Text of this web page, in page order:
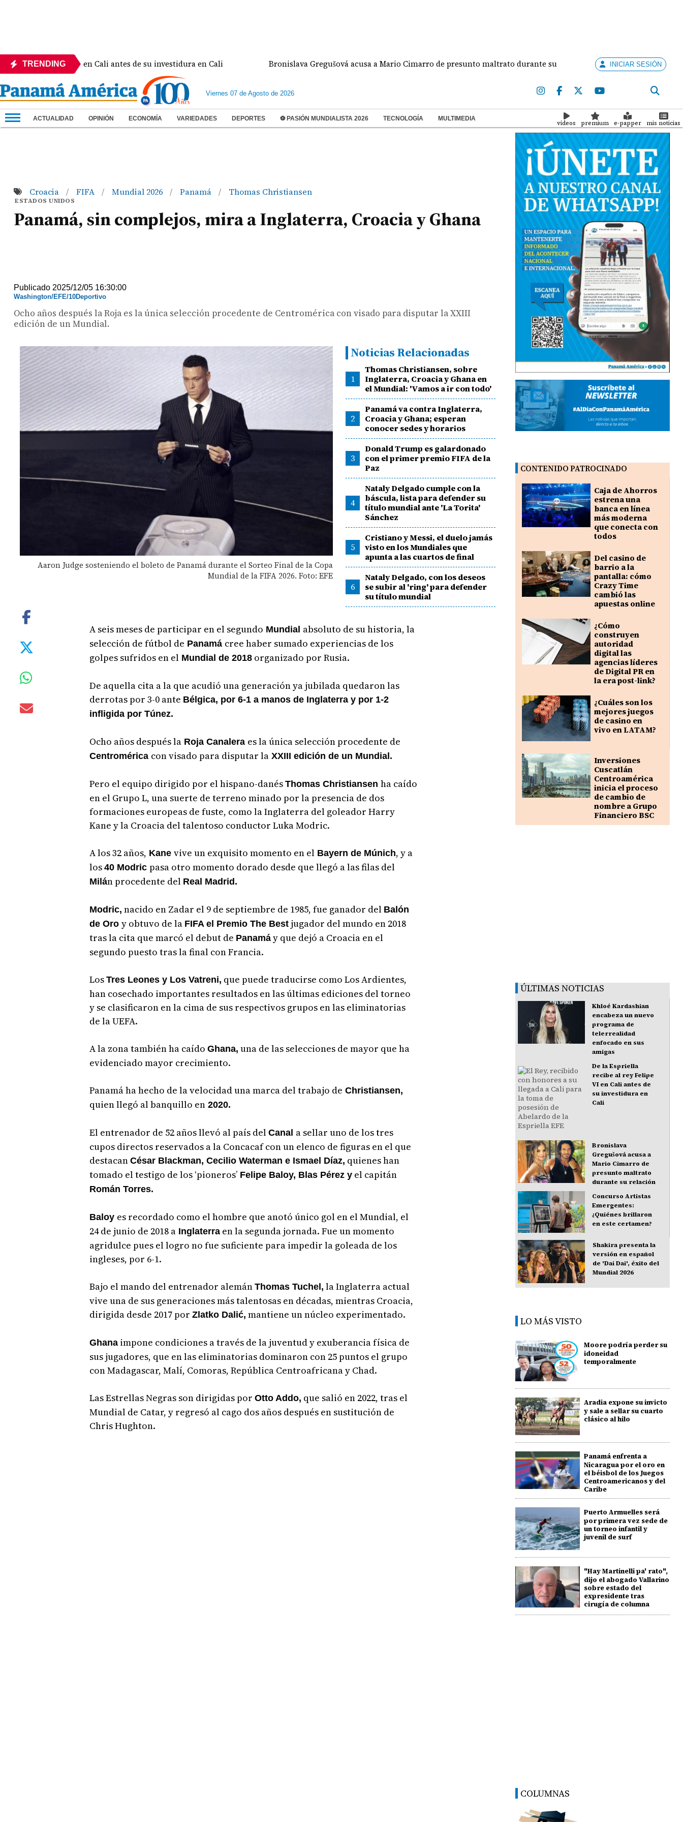
TRENDING
rey Felipe VI en Cali antes de su investidura en Cali Bronislava Gregušová acusa a Mario Cimarro de presunto maltrato durante su relación Concurso Artistas
INICIAR SESIÓN
Viernes 07 de Agosto de 2026
ACTUALIDAD OPINIÓN ECONOMÍA VARIEDADES DEPORTES ⚽ PASIÓN MUNDIALISTA 2026 TECNOLOGÍA MULTIMEDIA
videos premium e-papper mis noticias
Croacia / FIFA / Mundial 2026 / Panamá / Thomas Christiansen
ESTADOS UNIDOS
Panamá, sin complejos, mira a Inglaterra, Croacia y Ghana
Publicado 2025/12/05 16:30:00
Washington/EFE/10Deportivo
Ocho años después la Roja es la única selección procedente de Centromérica con visado para disputar la XXIII
edición de un Mundial.
Aaron Judge sosteniendo el boleto de Panamá durante el Sorteo Final de la Copa
Mundial de la FIFA 2026. Foto: EFE
Noticias Relacionadas
1
Thomas Christiansen, sobre
Inglaterra, Croacia y Ghana en
el Mundial: 'Vamos a ir con todo'
2
Panamá va contra Inglaterra,
Croacia y Ghana; esperan
conocer sedes y horarios
3
Donald Trump es galardonado
con el primer premio FIFA de la
Paz
4
Nataly Delgado cumple con la
báscula, lista para defender su
título mundial ante 'La Torita'
Sánchez
5
Cristiano y Messi, el duelo jamás
visto en los Mundiales que
apunta a las cuartos de final
6
Nataly Delgado, con los deseos
se subir al 'ring' para defender
su título mundial
A seis meses de participar en el segundo Mundial absoluto de su historia, la
selección de fútbol de Panamá cree haber sumado experiencias de los
golpes sufridos en elMundial de 2018organizado por Rusia.
De aquella cita a la que acudió una generación ya jubilada quedaron las
derrotas por 3-0 ante Bélgica, por 6-1 a manos de Inglaterra y por 1-2
infligida por Túnez.
Ocho años después laRoja Canalera es la única selección procedente de
Centromérica con visado para disputar laXXIII edición de un Mundial.
Pero el equipo dirigido por el hispano-danés Thomas Christiansen ha caído
en el Grupo L, una suerte de terreno minado por la presencia de dos
formaciones europeas de fuste, como la Inglaterra del goleador Harry
Kane y la Croacia del talentoso conductor Luka Modric.
A los 32 años, Kane vive un exquisito momento en elBayern de Múnich, y a
los 40 Modric pasa otro momento dorado desde que llegó a las filas del
Milán procedente del Real Madrid.
Modric, nacido en Zadar el 9 de septiembre de 1985, fue ganador del Balón
de Oro y obtuvo de la FIFA el Premio The Bestjugador del mundo en 2018
tras la cita que marcó el debut de Panamáy que dejó a Croacia en el
segundo puesto tras la final con Francia.
Los Tres Leones y Los Vatreni, que puede traducirse como Los Ardientes,
han cosechado importantes resultados en las últimas ediciones del torneo
y se clasificaron en la cima de sus respectivos grupos en las eliminatorias
de la UEFA.
A la zona también ha caído Ghana, una de las selecciones de mayor que ha
evidenciado mayor crecimiento.
Panamá ha hecho de la velocidad una marca del trabajo de Christiansen,
quien llegó al banquillo en2020.
El entrenador de 52 años llevó al país del Canal a sellar uno de los tres
cupos directos reservados a la Concacaf con un elenco de figuras en el que
destacan César Blackman, Cecilio Waterman e Ismael Díaz, quienes han
tomado el testigo de los ‘pioneros’Felipe Baloy, Blas Pérez yel capitán
Román Torres.
Baloy es recordado como el hombre que anotó único gol en el Mundial, el
24 de junio de 2018 aInglaterraen la segunda jornada. Fue un momento
agridulce pues el logro no fue suficiente para impedir la goleada de los
ingleses, por 6-1.
Bajo el mando del entrenador alemán Thomas Tuchel, la Inglaterra actual
vive una de sus generaciones más talentosas en décadas, mientras Croacia,
dirigida desde 2017 por Zlatko Dalić, mantiene un núcleo experimentado.
Ghanaimpone condiciones a través de la juventud y exuberancia física de
sus jugadores, que en las eliminatorias dominaron con 25 puntos el grupo
con Madagascar, Malí, Comoras, República Centroafricana y Chad.
Las Estrellas Negras son dirigidas por Otto Addo, que salió en 2022, tras el
Mundial de Catar, y regresó al cago dos años después en sustitución de
Chris Hughton.
CONTENIDO PATROCINADO
Caja de Ahorros
estrena una
banca en línea
más moderna
que conecta con
todos
Del casino de
barrio a la
pantalla: cómo
Crazy Time
cambió las
apuestas online
¿Cómo
construyen
autoridad
digital las
agencias líderes
de Digital PR en
la era post-link?
¿Cuáles son los
mejores juegos
de casino en
vivo en LATAM?
Inversiones
Cuscatlán
Centroamérica
inicia el proceso
de cambio de
nombre a Grupo
Financiero BSC
ÚLTIMAS NOTICIAS
Khloé Kardashian
encabeza un nuevo
programa de
telerrealidad
enfocado en sus
amigas
De la Espriella
recibe al rey Felipe
VI en Cali antes de
su investidura en
Cali
Bronislava
Gregušová acusa a
Mario Cimarro de
presunto maltrato
durante su relación
Concurso Artistas
Emergentes:
¿Quiénes brillaron
en este certamen?
Shakira presenta la
versión en español
de 'Dai Dai', éxito del
Mundial 2026
LO MÁS VISTO
Moore podría perder su
idoneidad
temporalmente
Aradia expone su invicto
y sale a sellar su cuarto
clásico al hilo
Panamá enfrenta a
Nicaragua por el oro en
el béisbol de los Juegos
Centroamericanos y del
Caribe
Puerto Armuelles será
por primera vez sede de
un torneo infantil y
juvenil de surf
"Hay Martinelli pa' rato",
dijo el abogado Vallarino
sobre estado del
expresidente tras
cirugía de columna
COLUMNAS